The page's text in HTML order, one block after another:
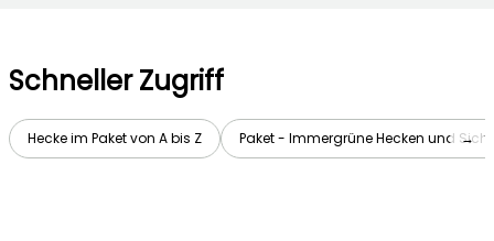
Schneller Zugriff
Hecke im Paket von A bis Z Paket - Immergrüne Hecken und →